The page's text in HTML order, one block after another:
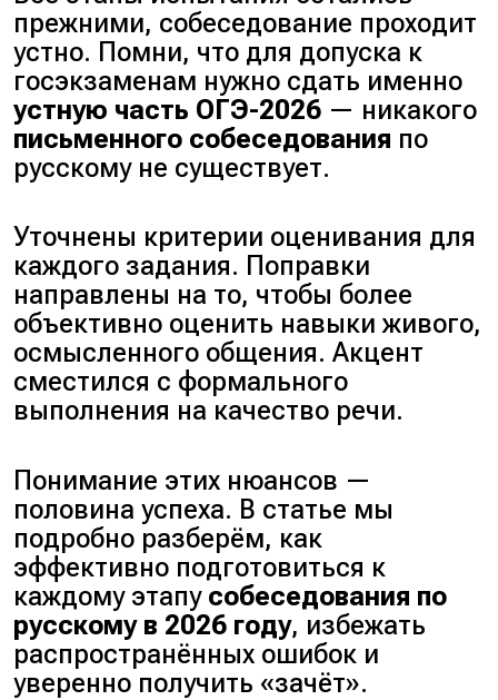
прежними, собеседование проходит
устно. Помни, что для допуска к
госэкзаменам нужно сдать именно
устную часть ОГЭ-2026 — никакого
письменного собеседования по
русскому не существует.
Уточнены критерии оценивания для
каждого задания. Поправки
направлены на то, чтобы более
объективно оценить навыки живого,
осмысленного общения. Акцент
сместился с формального
выполнения на качество речи.
Понимание этих нюансов —
половина успеха. В статье мы
подробно разберём, как
эффективно подготовиться к
каждому этапу собеседования по
русскому в 2026 году, избежать
распространённых ошибок и
уверенно получить «зачёт».